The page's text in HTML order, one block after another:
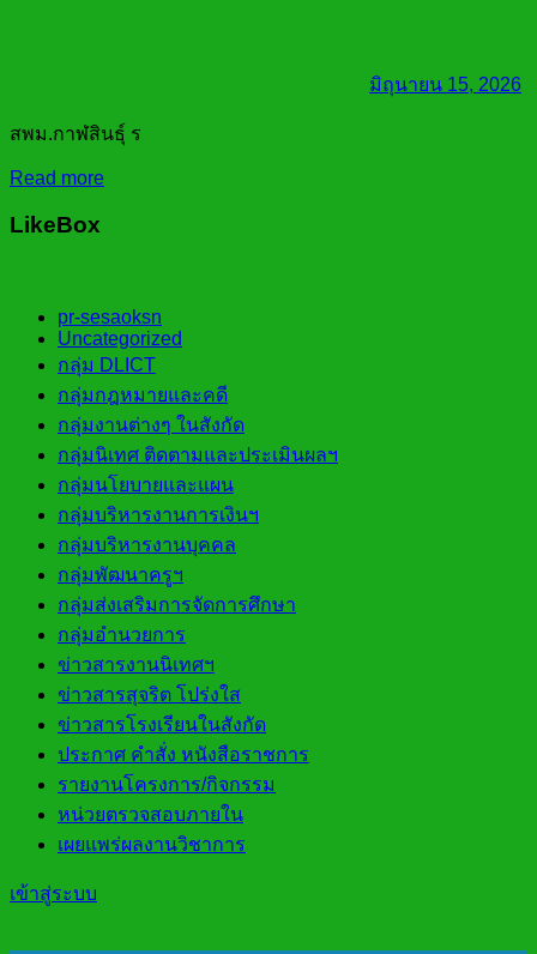
มิถุนายน 15, 2026
สพม.กาฬสินธุ์ ร
Read more
LikeBox
pr-sesaoksn
Uncategorized
กลุ่ม DLICT
กลุ่มกฎหมายและคดี
กลุ่มงานต่างๆ ในสังกัด
กลุ่มนิเทศ ติดตามและประเมินผลฯ
กลุ่มนโยบายและแผน
กลุ่มบริหารงานการเงินฯ
กลุ่มบริหารงานบุคคล
กลุ่มพัฒนาครูฯ
กลุ่มส่งเสริมการจัดการศึกษา
กลุ่มอำนวยการ
ข่าวสารงานนิเทศฯ
ข่าวสารสุจริต โปร่งใส
ข่าวสารโรงเรียนในสังกัด
ประกาศ คำสั่ง หนังสือราชการ
รายงานโครงการ/กิจกรรม
หน่วยตรวจสอบภายใน
เผยแพร่ผลงานวิชาการ
เข้าสู่ระบบ